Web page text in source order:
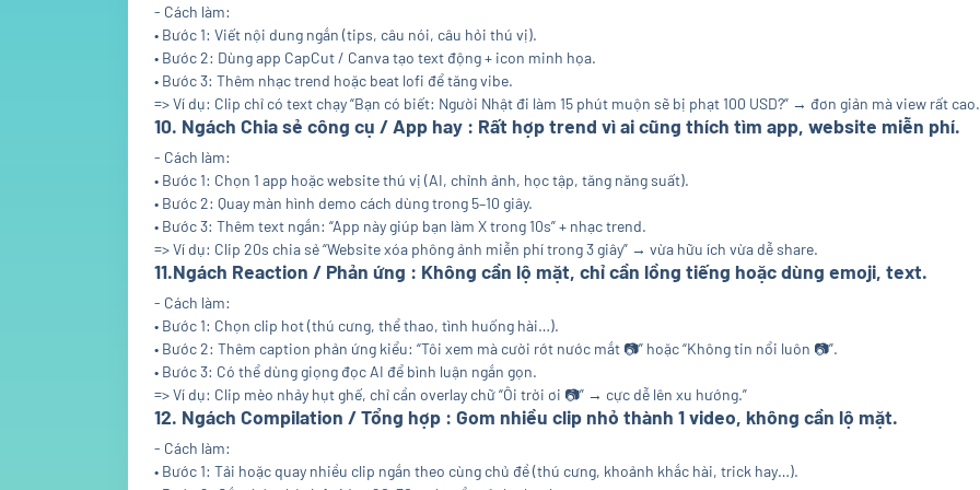
- Cách làm:
• Bước 1: Viết nội dung ngắn (tips, câu nói, câu hỏi thú vị).
• Bước 2: Dùng app CapCut / Canva tạo text động + icon minh họa.
• Bước 3: Thêm nhạc trend hoặc beat lofi để tăng vibe.
=> Ví dụ: Clip chỉ có text chạy “Bạn có biết: Người Nhật đi làm 15 phút muộn sẽ bị phạt 100 USD?” → đơn giản mà view rất
10. Ngách Chia sẻ công cụ / App hay : Rất hợp trend vì ai cũng thích tìm app, website miễn phí.
- Cách làm:
• Bước 1: Chọn 1 app hoặc website thú vị (AI, chỉnh ảnh, học tập, tăng năng suất).
• Bước 2: Quay màn hình demo cách dùng trong 5–10 giây.
• Bước 3: Thêm text ngắn: “App này giúp bạn làm X trong 10s” + nhạc trend.
=> Ví dụ: Clip 20s chia sẻ “Website xóa phông ảnh miễn phí trong 3 giây” → vừa hữu ích vừa dễ share.
11.Ngách Reaction / Phản ứng : Không cần lộ mặt, chỉ cần lồng tiếng hoặc dùng emoji, text.
- Cách làm:
• Bước 1: Chọn clip hot (thú cưng, thể thao, tình huống hài…).
• Bước 2: Thêm caption phản ứng kiểu: “Tôi xem mà cười rớt nước mắt 📷” hoặc “Không tin nổi luôn 📷”.
• Bước 3: Có thể dùng giọng đọc AI để bình luận ngắn gọn.
=> Ví dụ: Clip mèo nhảy hụt ghế, chỉ cần overlay chữ “Ôi trời ơi 📷” → cực dễ lên xu hướng.”
12. Ngách Compilation / Tổng hợp : Gom nhiều clip nhỏ thành 1 video, không cần lộ mặt.
- Cách làm:
• Bước 1: Tải hoặc quay nhiều clip ngắn theo cùng chủ đề (thú cưng, khoảnh khắc hài, trick hay…).